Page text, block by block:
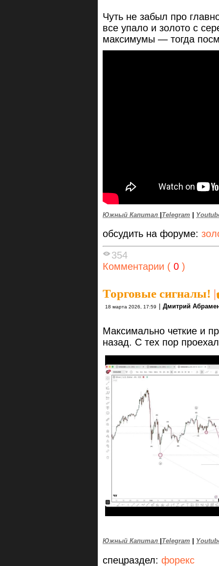
Чуть не забыл про
все упало и золото с
максимумы — тогда
Южный Капитал |Telegram |
обсудить на форуме:
354
Комментарии ( 0 )
Торговые сигналы! |
18 марта 2026, 17:59 Дмитрий
Максимально четкие и
назад. С тех пор
Южный Капитал Telegram
спецраздел: форекс